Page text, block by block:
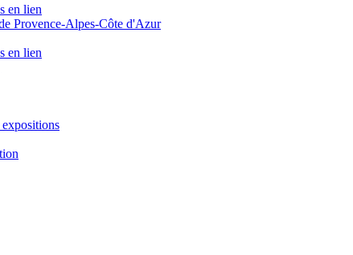
en lien
Provence-Alpes-Côte d'Azur
en lien